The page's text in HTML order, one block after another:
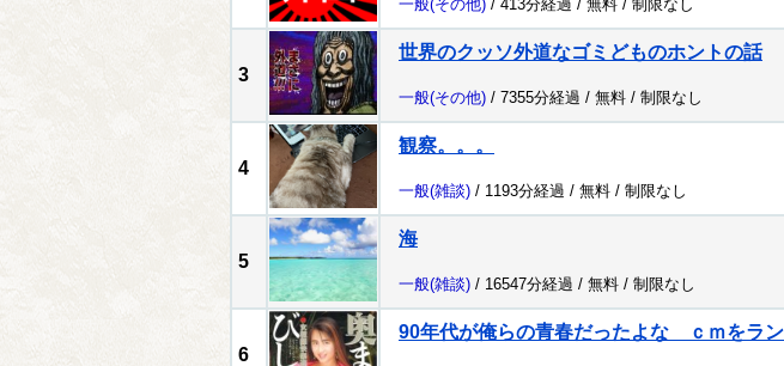
一般(その他) / 413分経過 / 無料 / 制限なし
3
世界のクッソ外道なゴミどものホントの話
一般(その他) / 7355分経過 / 無料 / 制限なし
4
観察。。。
一般(雑談) / 1193分経過 / 無料 / 制限なし
5
海
一般(雑談) / 16547分経過 / 無料 / 制限なし
6
90年代が俺らの青春だったよな ｃｍをラ